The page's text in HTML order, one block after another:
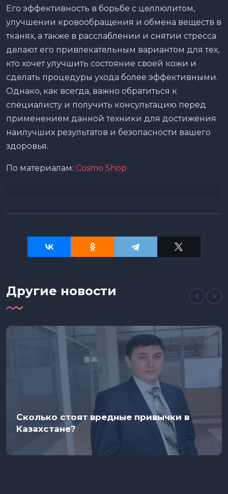
Его эффективность в борьбе с целлюлитом,
улучшении кровообращения и обмена веществ в
тканях, а также в расслаблении и снятии стресса
делают его привлекательным вариантом для тех,
кто хочет улучшить состояние своей кожи и
сделать процедуры ухода более эффективными.
Однако, как всегда, важно обратиться к
специалисту и получить консультацию перед
применением данной техники для достижения
наилучших результатов и безопасности вашего
здоровья.
По материалам: Cosmo Shop
Другие новости
Сколько стоят вредные привычки в
Казахстане?